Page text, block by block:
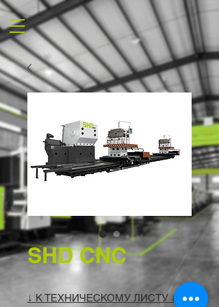
SHD CNC
↓ К ТЕХНИЧЕСКОМУ ЛИСТУ ↓